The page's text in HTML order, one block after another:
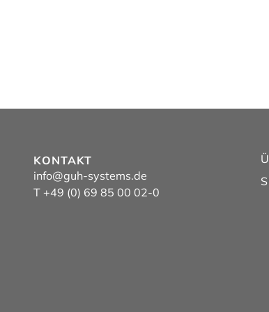
KONTAKT
info@guh-systems.de
T +49 (0) 69 85 00 02-0